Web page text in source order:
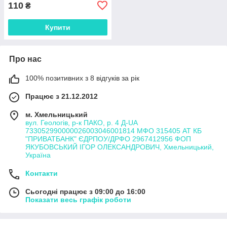
110 ₴
Купити
Про нас
100% позитивних з 8 відгуків за рік
Працює з 21.12.2012
м. Хмельницький
вул. Геологів, р-к ПАКО, р. 4 Д-UA
733052990000026003046001814 МФО 315405 АТ КБ
"ПРИВАТБАНК" ЄДРПОУ/ДРФО 2967412956 ФОП
ЯКУБОВСЬКИЙ ІГОР ОЛЕКСАНДРОВИЧ, Хмельницький,
Україна
Контакти
Сьогодні працює з 09:00 до 16:00
Показати весь графік роботи